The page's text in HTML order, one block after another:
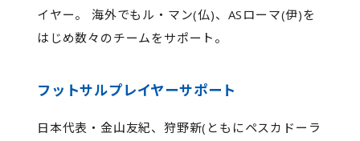
イヤー。 海外でもル・マン(仏)、ASローマ(伊)を
はじめ数々のチームをサポート。
フットサルプレイヤーサポート
日本代表・金山友紀、狩野新(ともにペスカドーラ